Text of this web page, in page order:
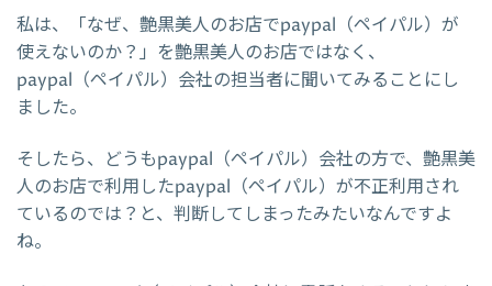
私は、「なぜ、艶黒美人のお店でpaypal（ペイパル）が
使えないのか？」を艶黒美人のお店ではなく、
paypal（ペイパル）会社の担当者に聞いてみることにし
ました。
そしたら、どうもpaypal（ペイパル）会社の方で、艶黒美
人のお店で利用したpaypal（ペイパル）が不正利用され
ているのでは？と、判断してしまったみたいなんですよ
ね。